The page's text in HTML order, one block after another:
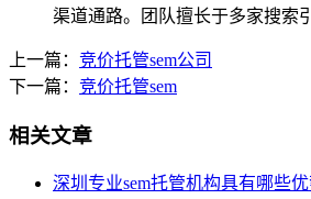
渠道通路。团队擅长于多家搜索
上一篇： 竞价托管sem公司
下一篇： 竞价托管sem
相关文章
深圳专业sem托管机构具有哪些优